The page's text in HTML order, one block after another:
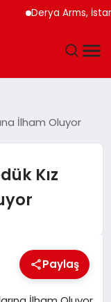
Derya Arms,
İlham Oluyor
Kız
Paylaş